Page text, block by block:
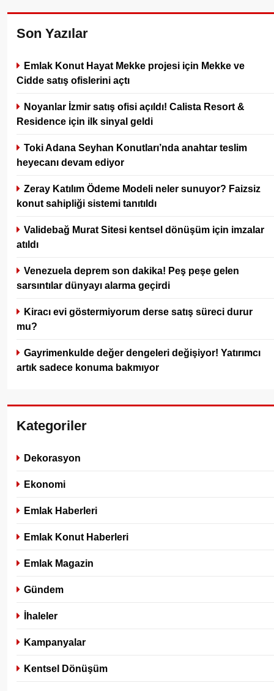
Son Yazılar
Emlak Konut Hayat Mekke projesi için Mekke ve
Cidde satış ofislerini açtı
Noyanlar İzmir satış ofisi açıldı! Calista Resort &
Residence için ilk sinyal geldi
Toki Adana Seyhan Konutları’nda anahtar teslim
heyecanı devam ediyor
Zeray Katılım Ödeme Modeli neler sunuyor? Faizsiz
konut sahipliği sistemi tanıtıldı
Validebağ Murat Sitesi kentsel dönüşüm için imzalar
atıldı
Venezuela deprem son dakika! Peş peşe gelen
sarsıntılar dünyayı alarma geçirdi
Kiracı evi göstermiyorum derse satış süreci durur
mu?
Gayrimenkulde değer dengeleri değişiyor! Yatırımcı
artık sadece konuma bakmıyor
Kategoriler
Dekorasyon
Ekonomi
Emlak Haberleri
Emlak Konut Haberleri
Emlak Magazin
Gündem
İhaleler
Kampanyalar
Kentsel Dönüşüm